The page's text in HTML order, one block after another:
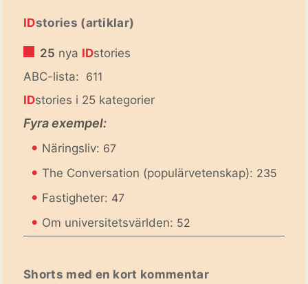
IDstories (artiklar)
25 nya IDstories
ABC-lista: 611
IDstories i 25 kategorier
Fyra exempel:
• Näringsliv: 67
• The Conversation (populärvetenskap): 235
• Fastigheter: 47
• Om universitetsvärlden: 52
Shorts med en kort kommentar